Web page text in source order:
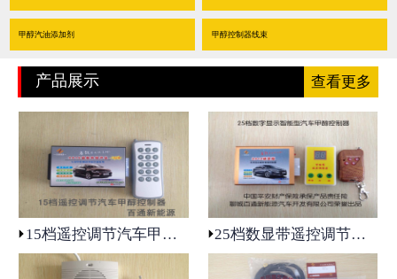
联系我们
甲醇汽油添加剂 甲醇控制器线束
产品展示 查看更多
15档遥控调节汽车甲醇控制器 25档数显带遥控调节汽车甲醇控制器